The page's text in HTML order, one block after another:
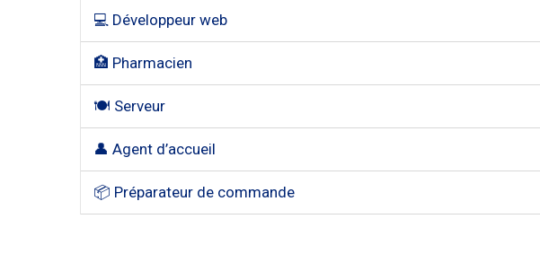
💻 Développeur web
🏥 Pharmacien
🍽 Serveur
👤 Agent d’accueil
📦 Préparateur de commande